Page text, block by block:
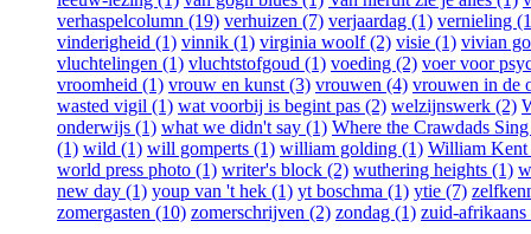
verhaspelcolumn (19) verhuizen (7) verjaardag (1) vernieling
vinderigheid (1) vinnik (1) virginia woolf (2) visie (1) vivian
vluchtelingen (1) vluchtstofgoud (1) voeding (2) voer voor
vroomheid (1) vrouw en kunst (3) vrouwen (4) vrouwen in de
wasted vigil (1) wat voorbij is begint pas (2) welzijnswerk (2)
onderwijs (1) what we didn't say (1) Where the Crawdads
(1) wild (1) will gomperts (1) william golding (1) William
world press photo (1) writer's block (2) wuthering heights (1)
new day (1) youp van 't hek (1) yt boschma (1) ytie (7)
zomergasten (10) zomerschrijven (2) zondag (1) zuid-afrikaans